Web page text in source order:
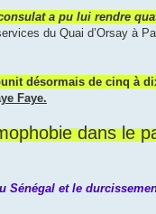
a pu lui rendre
du Quai d’Orsay à
désormais de cinq à
Faye.
dans le
Sénégal et le